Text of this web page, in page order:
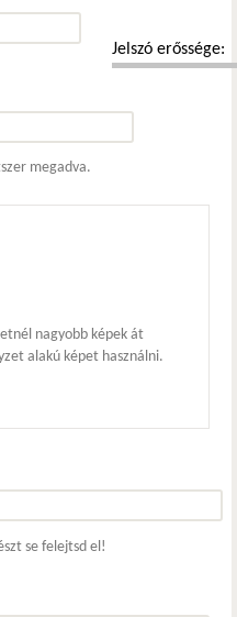
Jelszó erőssége:
megadva.
nagyobb képek át
alakú képet használni.
se felejtsd el!